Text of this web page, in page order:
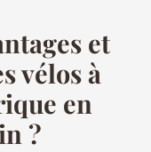
et
vélos à
en
?